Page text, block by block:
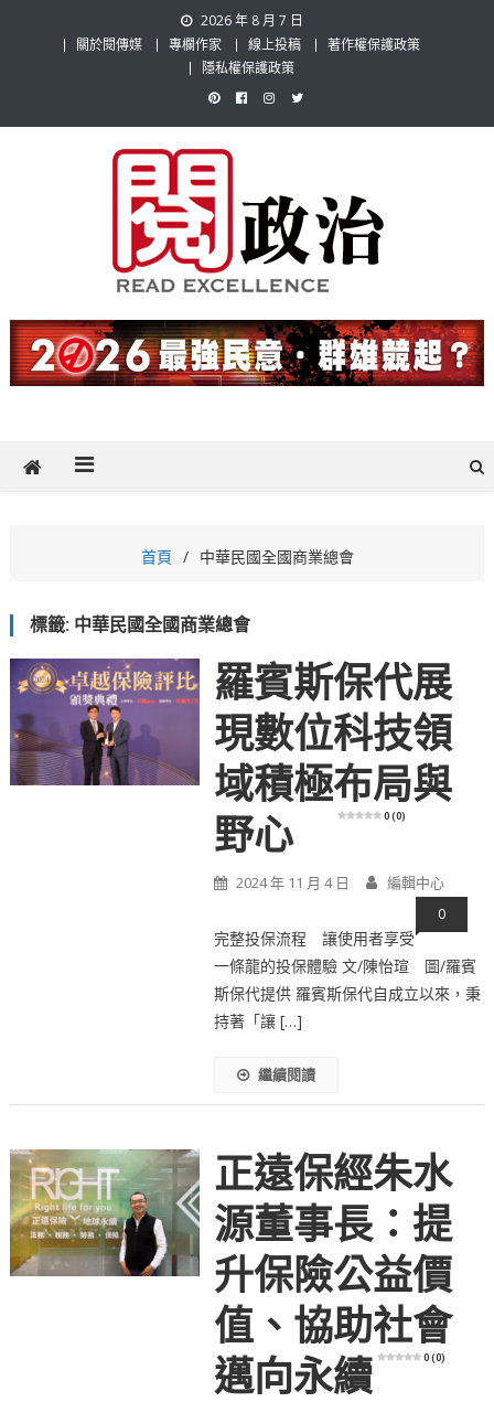
2026 年 8 月 7 日
關於閱傳媒
專欄作家 線上投稿
著作權保護政策
隱私權保護政策
閱政治 Read Gov News
題，也要專業評論，閱政治與多元的政治評論家與專欄作家邀稿合作，
讓讀者有最多元和專業的選擇。
首頁 中華民國全國商業總會
標籤: 中華民國全國商業總會
羅賓斯保代展
現數位科技領
域積極布局與
野心
0 (0)
2024 年 11 月 4 日 編輯中心
0
完整投保流程 讓使用者享受
一條龍的投保體驗 文/陳怡瑄 圖/羅賓
斯保代提供 羅賓斯保代自成立以來，秉
持著「讓 […]
繼續閱讀
正遠保經朱水
源董事長：提
升保險公益價
值、協助社會
邁向永續
0 (0)